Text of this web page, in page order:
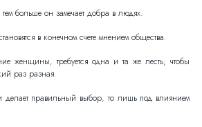
больше он замечает добра в людях.
в конечном счете мнением общества.
женщины, требуется одна и та же лесть; чтобы
раз разная.
делает правильный выбор, то лишь под влиянием